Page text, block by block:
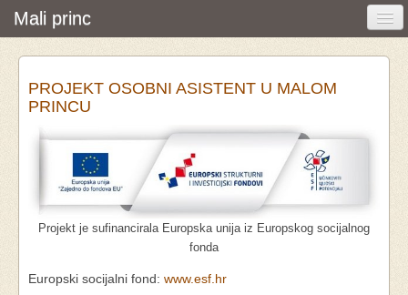
Mali princ
Početna
Vijesti i događanja
Udruga
Pretraživanje
PROJEKT OSOBNI ASISTENT U MALOM
PRINCU
Projekt je sufinancirala Europska unija iz Europskog socijalnog
fonda
Europski socijalni fond: www.esf.hr